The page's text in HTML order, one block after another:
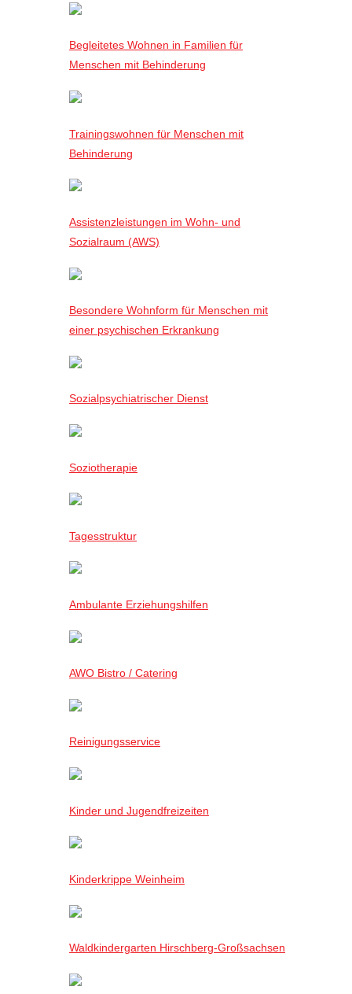
Begleitetes Wohnen in Familien für
Menschen mit Behinderung
Trainingswohnen für Menschen mit
Behinderung
Assistenzleistungen im Wohn- und
Sozialraum (AWS)
Besondere Wohnform für Menschen mit
einer psychischen Erkrankung
Sozialpsychiatrischer Dienst
Soziotherapie
Tagesstruktur
Ambulante Erziehungshilfen
AWO Bistro / Catering
Reinigungsservice
Kinder und Jugendfreizeiten
Kinderkrippe Weinheim
Waldkindergarten Hirschberg-Großsachsen